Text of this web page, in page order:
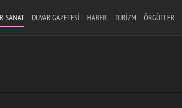
SANAT DUVAR GAZETESI HABER TURIZM ÖRGÜTLER